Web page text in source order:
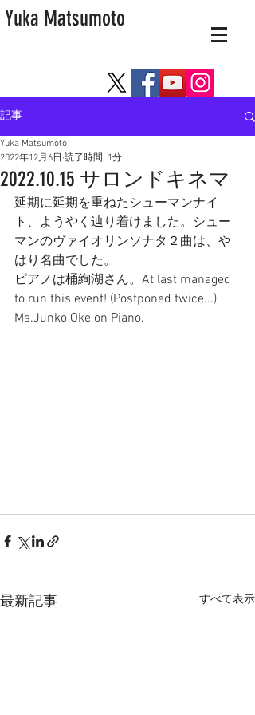
Yuka Matsumoto
記事
2022.10.15 サロンドキネマ
Yuka Matsumoto
2022年12月6日 読了時間: 1分
延期に延期を重ねたシューマンナイ
ト、ようやく辿り着けました。シュー
マンのヴァイオリンソナタ２曲は、や
はり名曲でした。
ピアノは桶絢湖さん。At last managed
to run this event! (Postponed twice...)
Ms.Junko Oke on Piano.
最新記事 すべて表示